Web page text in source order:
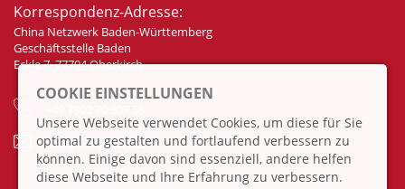
Korrespondenz-Adresse:
China Netzwerk Baden-Württemberg
Geschäftsstelle Baden
Eckle 7, 77704 Oberkirch
info@china-bw.net
COOKIE EINSTELLUNGEN
Unsere Webseite verwendet Cookies, um diese für Sie
optimal zu gestalten und fortlaufend verbessern zu
können. Einige davon sind essenziell, andere helfen
diese Webseite und Ihre Erfahrung zu verbessern.